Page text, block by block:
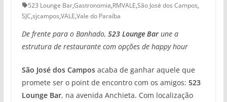
523 Lounge Bar,Gastronomia,RMVALE,São José dos Campos,
SJC,sjcampos,VALE,Vale do Paraíba
De frente para o Banhado, 523 Lounge Bar une a
estrutura de restaurante com opções de happy hour
São José dos Campos acaba de ganhar aquele que
promete ser o point de encontro com os amigos: 523
Lounge Bar, na avenida Anchieta. Com localização